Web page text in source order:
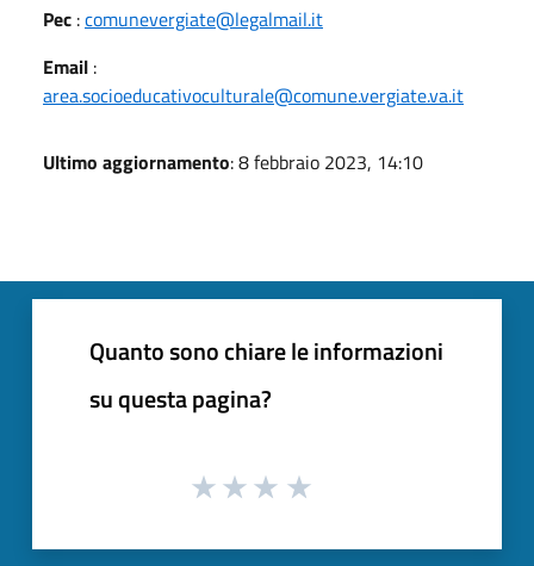
Pec :comunevergiate@legalmail.it
Email :
area.socioeducativoculturale@comune.vergiate.va.it
Ultimo aggiornamento: 8 febbraio 2023, 14:10
Quanto sono chiare le informazioni
su questa pagina?